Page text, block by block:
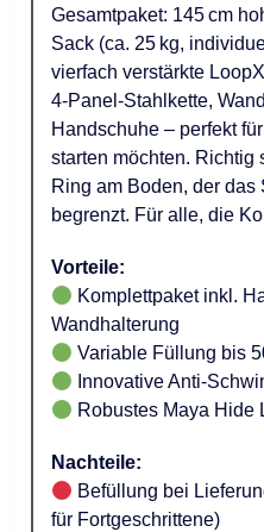
Gesamtpaket: 145 cm
Sack (ca. 25 kg,
vierfach verstärkte
4-Panel-Stahlkette,
Handschuhe – perfekt
starten möchten. Richtig
Ring am Boden, der
begrenzt. Für alle, die
Vorteile:
Komplettpaket inkl.
Wandhalterung
Variable Füllung bis
Innovative Anti-
Robustes Maya Hide
Nachteile:
Befüllung bei
für Fortgeschrittene)